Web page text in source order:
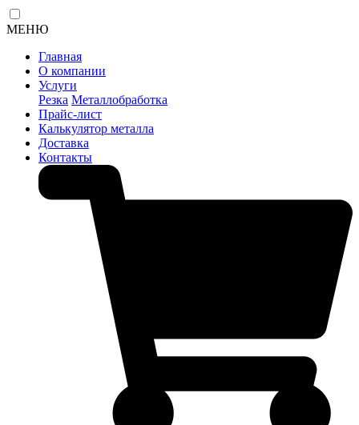
МЕНЮ
Главная
О компании
Услуги
Резка Металлобработка
Прайс-лист
Калькулятор металла
Доставка
Контакты